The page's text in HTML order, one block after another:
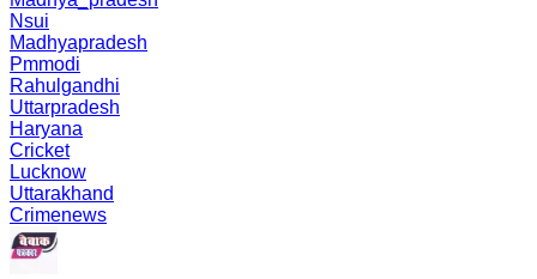
Nsui
Madhyapradesh
Pmmodi
Rahulgandhi
Uttarpradesh
Haryana
Cricket
Lucknow
Uttarakhand
Crimenews